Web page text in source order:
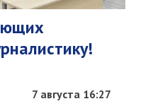
7 августа 16:27